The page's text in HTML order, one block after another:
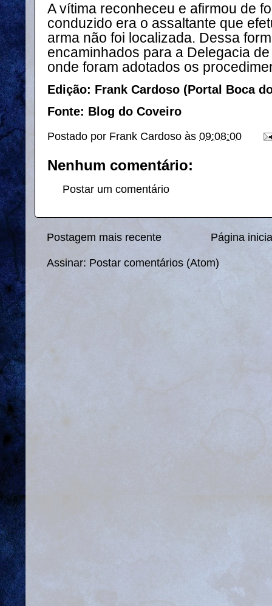
A vítima reconheceu e afirmou de
conduzido era o assaltante que
arma não foi localizada. Dessa
encaminhados para a Delegacia
onde foram adotados os
Edição: Frank Cardoso (Portal Boca
Fonte: Blog do Coveiro
Postado por Frank Cardoso às 09:08:00
Nenhum comentário:
Postar um comentário
Postagem mais recente Página
Assinar: Postar comentários (Atom)